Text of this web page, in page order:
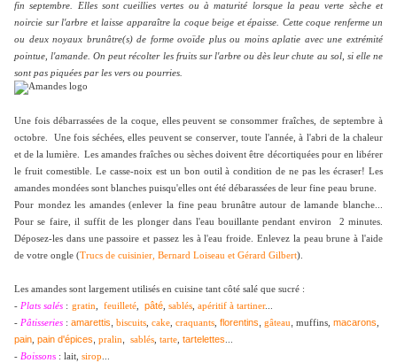
fin septembre. Elles sont cueillies vertes ou à maturité lorsque la peau verte sèche et
noircie sur l'arbre et laisse apparaître la coque beige et épaisse. Cette coque renferme un
ou deux noyaux brunâtre(s) de forme ovoïde plus ou moins aplatie avec une extrémité
pointue, l'amande. On peut récolter les fruits sur l'arbre ou dès leur chute au sol, si elle ne
sont pas piquées par les vers ou pourries.
Une fois débarrassées de la coque, elles peuvent se consommer fraîches, de septembre à
octobre. Une fois séchées, elles peuvent se conserver, toute l'année, à l'abri de la chaleur
et de la lumière.
Les amandes fraîches ou sèches doivent être décortiquées pour en libérer
le fruit comestible. Le casse-noix est un bon outil à condition de ne pas les écraser! Les
amandes mondées sont blanches puisqu'elles ont été débarassées de leur fine peau brune.
Pour mondez les amandes (enlever la fine peau brunâtre autour de lamande blanche...
Pour se faire, il suffit de les plonger dans l'eau bouillante pendant environ 2 minutes.
Déposez-les dans une passoire et passez les à l'eau froide. Enlevez la peau brune à l'aide
de votre ongle (Trucs de cuisinier, Bernard Loiseau et Gérard Gilbert).
Les amandes sont largement utilisés en cuisine tant côté salé que sucré :
- Plats salés : gratin feuilleté pâté sablés apéritif à tartiner...
- Pâtisseries : amarettis biscuits cake craquants florentins gâteau muffins, macarons
pain pain d'épices pralin sablés tarte tartelettes
- Boissons : lait, sirop